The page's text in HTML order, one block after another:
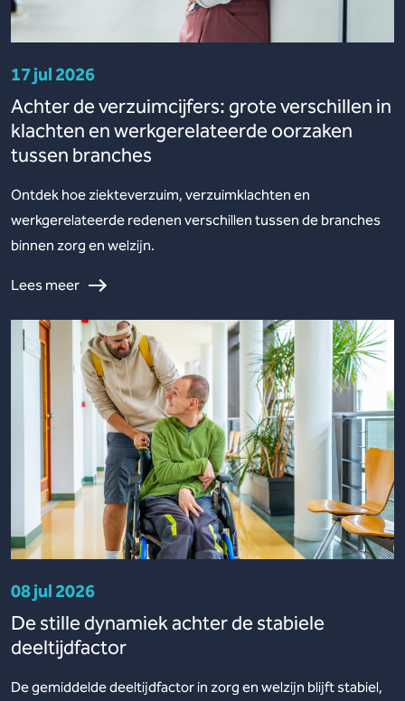
17 jul 2026
Achter de verzuimcijfers: grote verschillen in
klachten en werkgerelateerde oorzaken
tussen branches
Ontdek hoe ziekteverzuim, verzuimklachten en
werkgerelateerde redenen verschillen tussen de branches
binnen zorg en welzijn.
Lees meer
08 jul 2026
De stille dynamiek achter de stabiele
deeltijdfactor
De gemiddelde deeltijdfactor in zorg en welzijn blijft stabiel,